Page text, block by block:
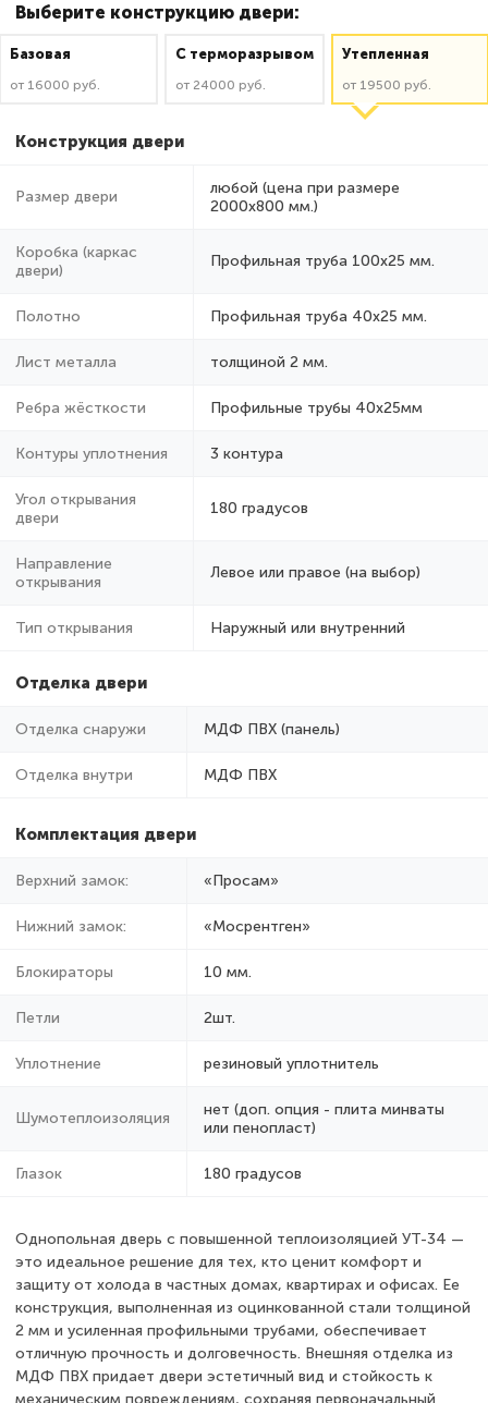
Выберите конструкцию двери:
Базовая
от 16000 руб.
C терморазрывом
от 24000 руб.
Утепленная
от 19500 руб.
Конструкция двери
Размер двери
любой (цена при размере
2000x800 мм.)
Коробка (каркас
двери)
Профильная труба 100х25 мм.
Полотно Профильная труба 40х25 мм.
Лист металла толщиной 2 мм.
Ребра жёсткости Профильные трубы 40х25мм
Контуры уплотнения 3 контура
Угол открывания
двери
180 градусов
Направление
открывания
Левое или правое (на выбор)
Тип открывания Наружный или внутренний
Отделка двери
Отделка снаружи МДФ ПВХ (панель)
Отделка внутри МДФ ПВХ
Комплектация двери
Верхний замок: «Просам»
Нижний замок: «Мосрентген»
Блокираторы 10 мм.
Петли 2шт.
Уплотнение резиновый уплотнитель
Шумотеплоизоляция
нет (доп. опция - плита минваты
или пенопласт)
Глазок 180 градусов
Однопольная дверь с повышенной теплоизоляцией УТ-34 —
это идеальное решение для тех, кто ценит комфорт и
защиту от холода в частных домах, квартирах и офисах. Ее
конструкция, выполненная из оцинкованной стали толщиной
2 мм и усиленная профильными трубами, обеспечивает
отличную прочность и долговечность. Внешняя отделка из
МДФ ПВХ придает двери эстетичный вид и стойкость к
механическим повреждениям, сохраняя первоначальный